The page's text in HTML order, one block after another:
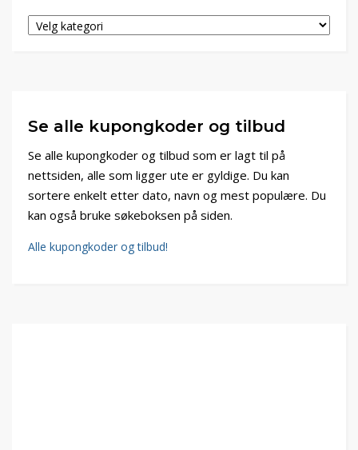
Se alle kupongkoder og tilbud
Se alle kupongkoder og tilbud som er lagt til på
nettsiden, alle som ligger ute er gyldige. Du kan
sortere enkelt etter dato, navn og mest populære. Du
kan også bruke søkeboksen på siden.
Alle kupongkoder og tilbud!